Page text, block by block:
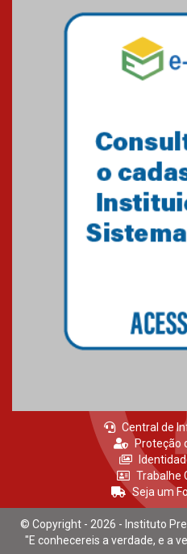
obra
Central de
Proteção
Trabalhe
Seja um
© Copyright - 2026 - Instituto
"E conhecereis a verdade, e a